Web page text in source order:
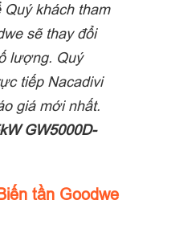
khách tham
sẽ thay đổi
lượng. Quý
tiếp Nacadivi
giá mới nhất.
GW5000D-
tần Goodwe